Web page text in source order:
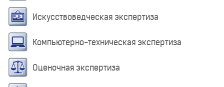
Искусствоведческая экспертиза
Компьютерно-техническая экспертиза
Оценочная экспертиза